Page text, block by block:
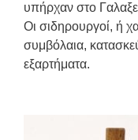
υπήρχαν στο
Οι σιδηρουργοί, ή
συμβόλαια,
εξαρτήματα.